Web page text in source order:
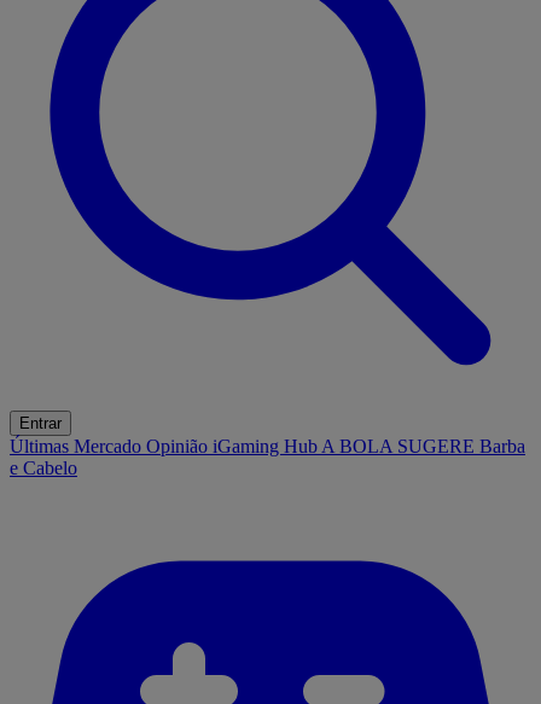
Entrar
Últimas Mercado Opinião iGaming Hub A BOLA SUGERE Barba
e Cabelo